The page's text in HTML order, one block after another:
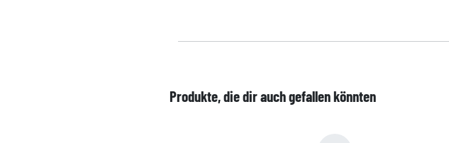
Produkte, die dir auch gefallen könnten